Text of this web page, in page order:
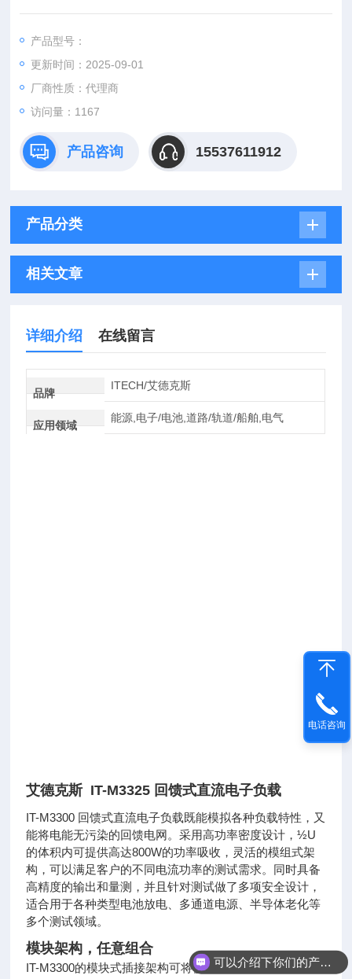
电能无污染的回馈电网。采用高功率密度设计，½U的体积内可
的不同电流功率的测试需求。同时具备高精度的输出和量测，并
且针对测试做了多项安全设计，适合用于各种类型电池放电、多
通道电源、半导体老化等多个测试领域。
产品型号：
更新时间：2025-09-01
厂商性质：代理商
访问量：1167
产品咨询 15537611912
产品分类
相关文章
详细介绍 在线留言
品牌
ITECH/艾德克斯
应用领域
能源,电子/电池,道路/轨道/船舶,电气
艾德克斯 IT-M3325 回馈式直流电子负载
IT-M3300 回馈式直流电子负载既能模拟各种负载特性，又
能将电能无污染的回馈电网。采用高功率密度设计，½U
的体积内可提供高达800W的功率吸收，灵活的模组式架
构，可以满足客户的不同电流功率的测试需求。同时具备
高精度的输出和量测，并且针对测试做了多项安全设计，
适合用于各种类型电池放电、多通道电源、半导体老化等
多个测试领域。
模块架构，任意组合
IT-M3300的模块式插接架构可将仪器像积木一样轻松堆
电话咨询
可以介绍下你们的产品么